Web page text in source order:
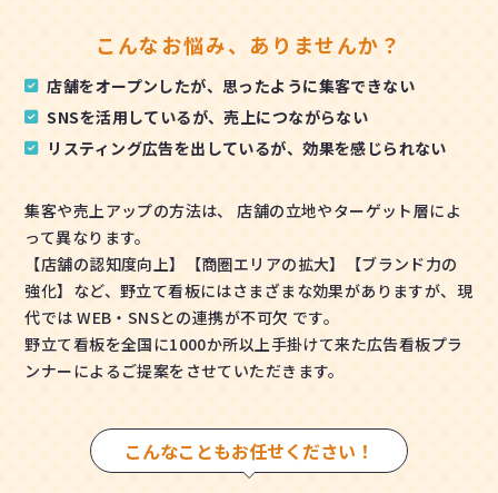
こんなお悩み、ありませんか？
店舗をオープンしたが、思ったように集客できない
SNSを活用しているが、売上につながらない
リスティング広告を出しているが、効果を感じられない
集客や売上アップの方法は、 店舗の立地やターゲット層によ
って異なります。
【店舗の認知度向上】【商圏エリアの拡大】【ブランド力の
強化】など、野立て看板にはさまざまな効果がありますが、現
代では WEB・SNSとの連携が不可欠 です。
野立て看板を全国に1000か所以上手掛けて来た広告看板プラ
ンナーによるご提案をさせていただきます。
こんなこともお任せください！